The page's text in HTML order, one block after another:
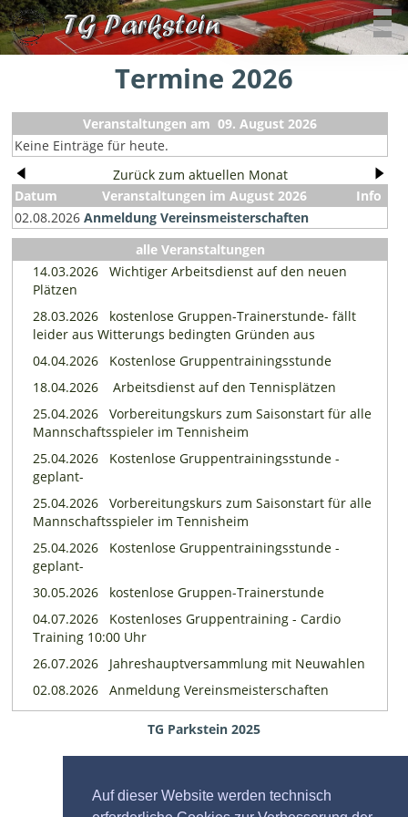
Auf dieser Website werden technisch
Termine 2026
Veranstaltungen am 09. August 2026
Keine Einträge für heute.
Zurück zum aktuellen Monat
Datum
Veranstaltungen im August 2026
Info
02.08.2026 Anmeldung Vereinsmeisterschaften
alle Veranstaltungen
14.03.2026
Wichtiger Arbeitsdienst auf den neuen
Plätzen
28.03.2026
kostenlose Gruppen-Trainerstunde- fällt
leider aus Witterungs bedingten Gründen aus
04.04.2026
Kostenlose Gruppentrainingsstunde
18.04.2026
Arbeitsdienst auf den Tennisplätzen
25.04.2026
Vorbereitungskurs zum Saisonstart für alle
Mannschaftsspieler im Tennisheim
25.04.2026
Kostenlose Gruppentrainingsstunde -
geplant-
25.04.2026
Vorbereitungskurs zum Saisonstart für alle
Mannschaftsspieler im Tennisheim
25.04.2026
Kostenlose Gruppentrainingsstunde -
geplant-
30.05.2026
kostenlose Gruppen-Trainerstunde
04.07.2026
Kostenloses Gruppentraining - Cardio
Training 10:00 Uhr
26.07.2026
Jahreshauptversammlung mit Neuwahlen
02.08.2026
Anmeldung Vereinsmeisterschaften
TG Parkstein 2025